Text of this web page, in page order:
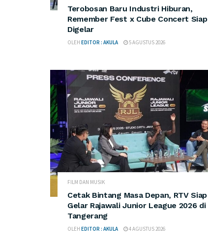
Terobosan Baru Industri Hiburan,
Remember Fest x Cube Concert Siap
Digelar
OLEH EDITOR : AKULA 5 AGUSTUS 2026
FILM DAN MUSIK
Cetak Bintang Masa Depan, RTV Siap
Gelar Rajawali Junior League 2026 di
Tangerang
OLEH EDITOR : AKULA 4 AGUSTUS 2026